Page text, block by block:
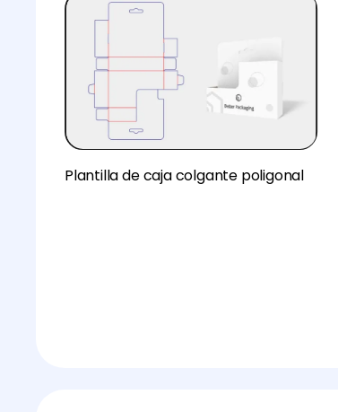
Plantilla de caja colgante poligonal